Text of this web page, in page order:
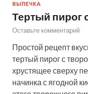
ВЫПЕЧКА
Тертый пирог
Оставьте комментарий
Простой рецепт
тертый пирог с
хрустящее сверху
начинка с ягодной